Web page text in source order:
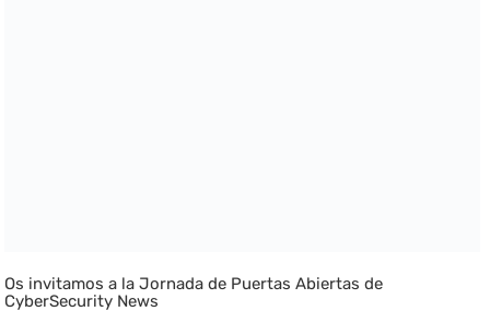
Os invitamos a la Jornada de Puertas Abiertas de
CyberSecurity News